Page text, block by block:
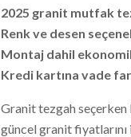
2025 granit mutfak
Renk ve desen
Montaj dahil
Kredi kartına vade
Granit tezgah seçerken
güncel granit